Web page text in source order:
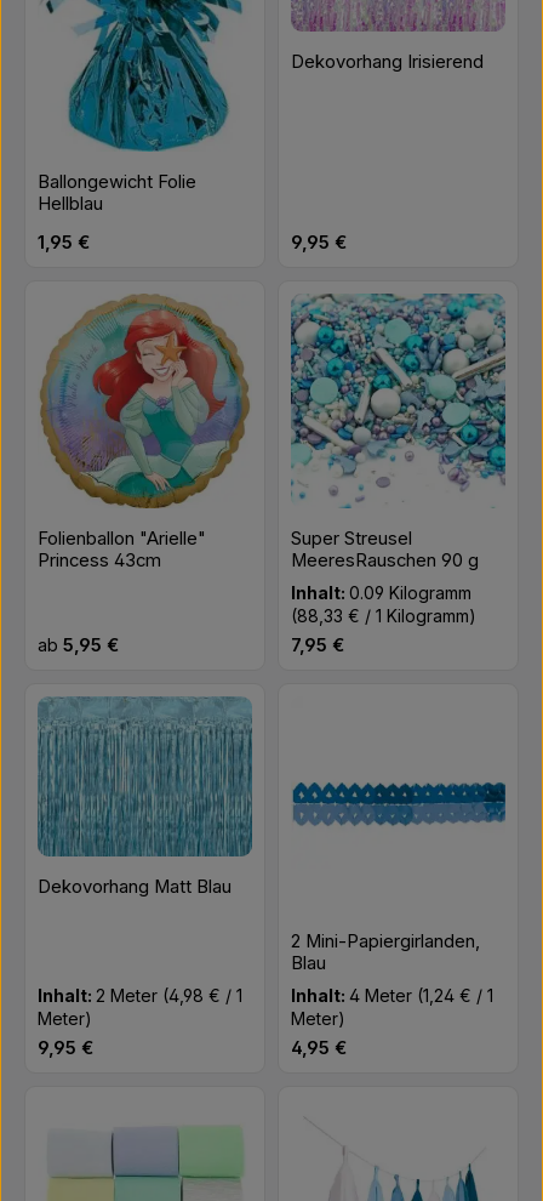
Ballongewicht Folie
Hellblau
Regulärer Preis:
1,95 €
Dekovorhang Irisierend
Regulärer Preis:
9,95 €
Folienballon "Arielle"
Princess 43cm
Regulärer Preis:
ab5,95 €
Super Streusel
MeeresRauschen 90 g
Inhalt:0.09 Kilogramm
(88,33 € / 1 Kilogramm)
Regulärer Preis:
7,95 €
Dekovorhang Matt Blau
Inhalt: 2 Meter (4,98 € / 1
Meter)
Regulärer Preis:
9,95 €
2 Mini-Papiergirlanden,
Blau
Inhalt:4 Meter (1,24 € / 1
Meter)
Regulärer Preis:
4,95 €